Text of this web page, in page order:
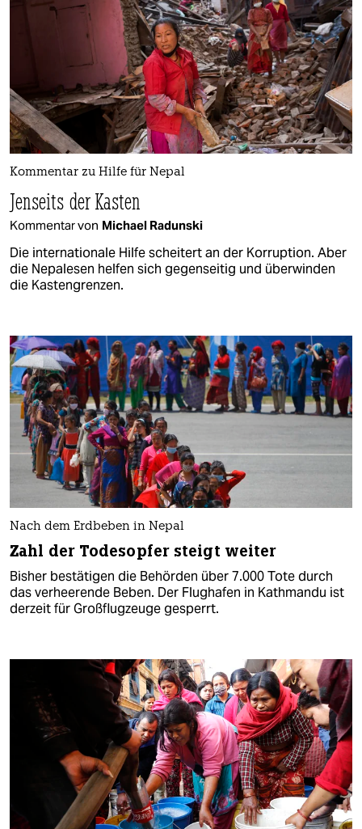
Kommentar zu Hilfe für Nepal
Jenseits der Kasten
Kommentar von Michael Radunski
Die internationale Hilfe scheitert an der Korruption. Aber
die Nepalesen helfen sich gegenseitig und überwinden
die Kastengrenzen.
Nach dem Erdbeben in Nepal
Zahl der Todesopfer steigt weiter
Bisher bestätigen die Behörden über 7.000 Tote durch
das verheerende Beben. Der Flughafen in Kathmandu ist
derzeit für Großflugzeuge gesperrt.